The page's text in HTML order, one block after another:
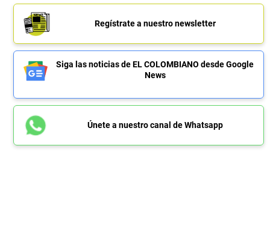
Regístrate a nuestro newsletter
Siga las noticias de EL COLOMBIANO desde Google
News
Únete a nuestro canal de Whatsapp